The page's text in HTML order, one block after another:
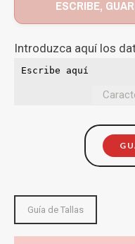
ESCRIBE,
Introduzca aquí los
Guía de Tallas